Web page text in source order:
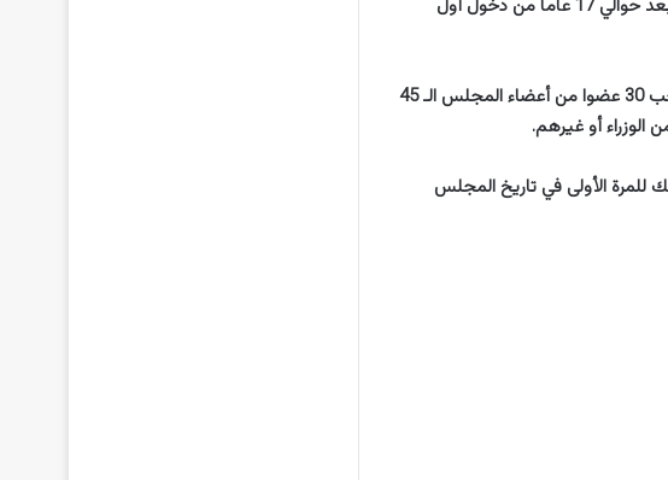
وستكون انتخابات مجلس الشورى هذه أول انتخابات من نوعها في قطر، تجرى بعد حوالي 17 عاما من دخول أول
وبموجب الدستور الذي صوت عليه القطريون في استفتاء شعبي عام 2003، ينتخب 30 عضوا من أعضاء المجلس الـ 45
مجلس الشورى، وذلك للمرة الأولى في تاريخ المجلس